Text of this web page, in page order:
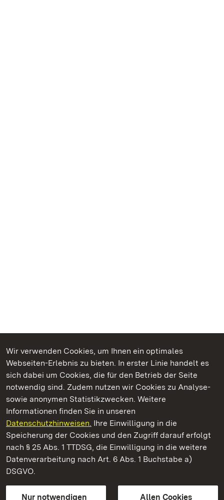
Wir verwenden Cookies, um Ihnen ein optimales
Webseiten-Erlebnis zu bieten. In erster Linie handelt es
sich dabei um Cookies, die für den Betrieb der Seite
notwendig sind. Zudem nutzen wir Cookies zu Analyse-
sowie anonymen Statistikzwecken. Weitere
Informationen finden Sie in unseren
Datenschutzhinweisen. Ihre Einwilligung in die
Speicherung der Cookies und den Zugriff darauf erfolgt
nach § 25 Abs. 1 TTDSG, die Einwilligung in die weitere
Datenverarbeitung nach Art. 6 Abs. 1 Buchstabe a)
DSGVO.
Nur notwendigen
Allen Cookies
Kommen. Staunen. Genießen.
Staatliche Schlösser und Gärten Baden‑Württemberg
Staatliche Schlösser und Gärten Baden-Württemberg
Kontakt
GebärdenspracheLeichte Sprache
Erklärung zur Barrierefreiheit